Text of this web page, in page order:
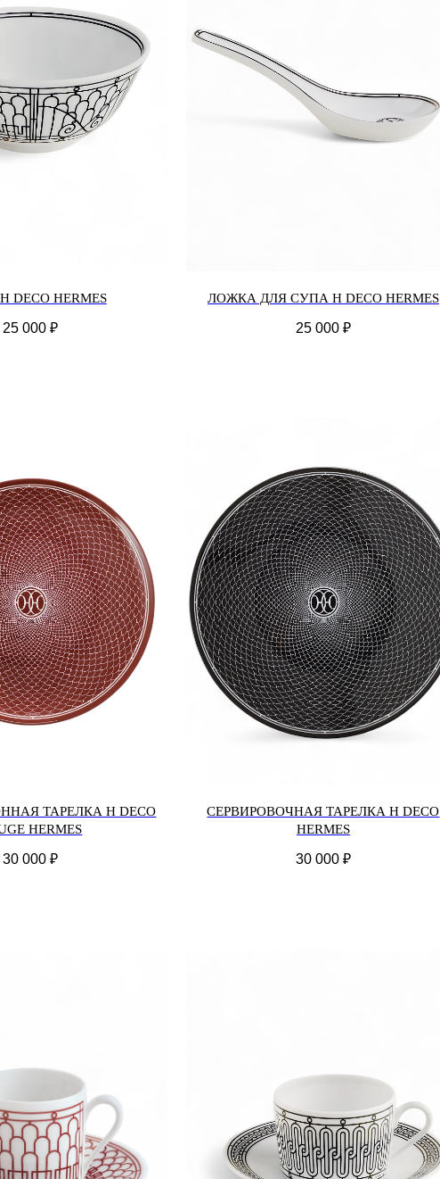
HERMES
25 000 ₽
ЛОЖКА ДЛЯ СУПА H DECO HERMES
25 000 ₽
ТАРЕЛКА H DECO
HERMES
30 000 ₽
СЕРВИРОВОЧНАЯ ТАРЕЛКА H DECO
HERMES
30 000 ₽